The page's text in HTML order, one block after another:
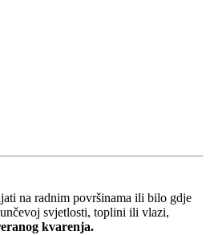
na radnim površinama ili bilo gdje
svjetlosti, toplini ili vlazi,
kvarenja.